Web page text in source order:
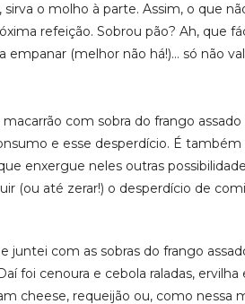
o molho à parte. Assim, o que
refeição. Sobrou pão? Ah, que
empanar (melhor não há!)… só não
com sobra do frango
e esse desperdício. É
enxergue neles outras
(ou até zerar!) o desperdício de
juntei com as sobras do frango
foi cenoura e cebola raladas, ervilha
cheese, requeijão ou, como nessa